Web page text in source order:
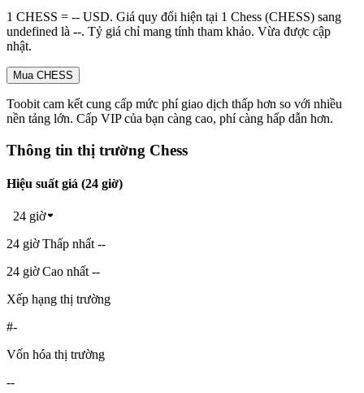
1 CHESS = -- USD. Giá quy đổi hiện tại 1 Chess (CHESS) sang
undefined là --. Tỷ giá chỉ mang tính tham khảo. Vừa được cập
nhật.
Mua CHESS
Toobit cam kết cung cấp mức phí giao dịch thấp hơn so với nhiều
nền tảng lớn. Cấp VIP của bạn càng cao, phí càng hấp dẫn hơn.
Thông tin thị trường Chess
Hiệu suất giá (24 giờ)
24 giờ
24 giờ Thấp nhất --
24 giờ Cao nhất --
Xếp hạng thị trường
#-
Vốn hóa thị trường
--